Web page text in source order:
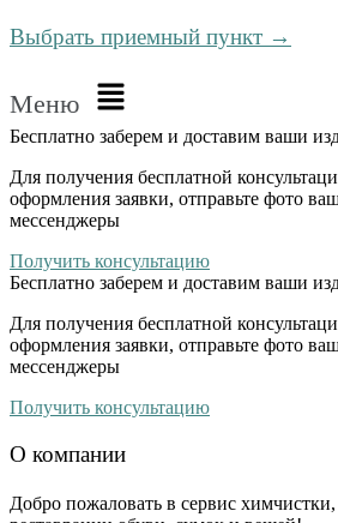
Выбрать приемный пункт →
Меню
Бесплатно заберем и доставим ваши
Для получения бесплатной
оформления заявки, отправьте фото
мессенджеры
Получить консультацию
Бесплатно заберем и доставим ваши
Для получения бесплатной
оформления заявки, отправьте фото
мессенджеры
Получить консультацию
О компании
Добро пожаловать в сервис